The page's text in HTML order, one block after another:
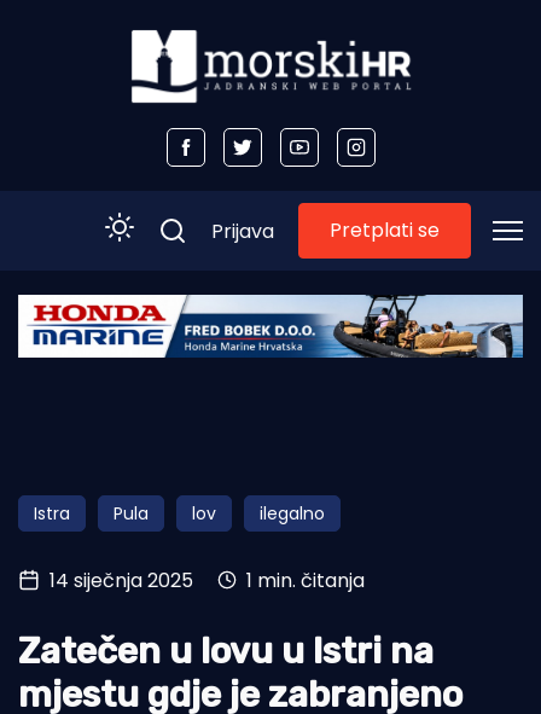
Početna
Obala
Otoci
Turizam i nautika
Pomorstvo
Ribolov
Prijava Pretplati se
Istra Pula lov ilegalno
14 siječnja 2025 1 min. čitanja
Zatečen u lovu u Istri na
mjestu gdje je zabranjeno